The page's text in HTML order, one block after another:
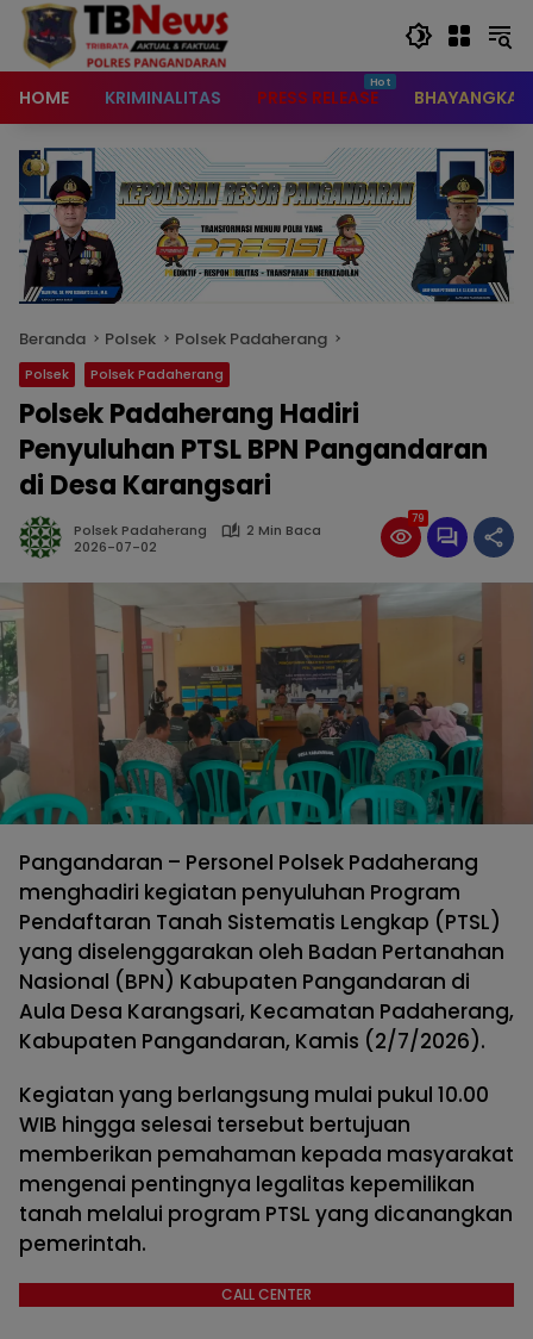
content
HOME KRIMINALITAS PRESS RELEASE BHAYANGKARI
Beranda Polsek Polsek Padaherang
Polsek Polsek Padaherang
Polsek Padaherang Hadiri
Penyuluhan PTSL BPN Pangandaran
di Desa Karangsari
Polsek Padaherang
2 Min Baca
2026-07-02
79
Pangandaran – Personel Polsek Padaherang
menghadiri kegiatan penyuluhan Program
Pendaftaran Tanah Sistematis Lengkap (PTSL)
yang diselenggarakan oleh Badan Pertanahan
Nasional (BPN) Kabupaten Pangandaran di
Aula Desa Karangsari, Kecamatan Padaherang,
Kabupaten Pangandaran, Kamis (2/7/2026).
Kegiatan yang berlangsung mulai pukul 10.00
WIB hingga selesai tersebut bertujuan
memberikan pemahaman kepada masyarakat
mengenai pentingnya legalitas kepemilikan
tanah melalui program PTSL yang dicanangkan
pemerintah.
CALL CENTER